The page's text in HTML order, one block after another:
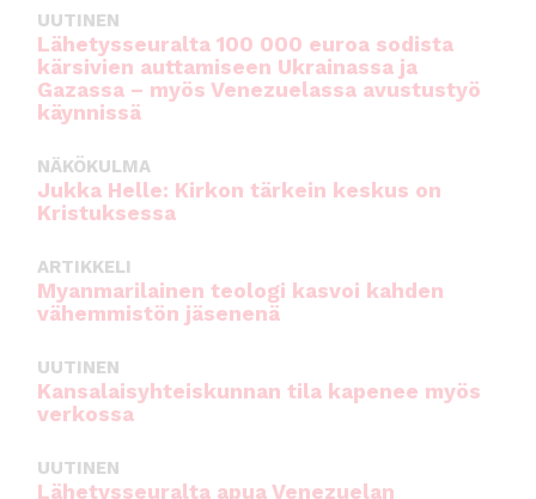
UUTINEN
Lähetysseuralta 100 000 euroa sodista
kärsivien auttamiseen Ukrainassa ja
Gazassa – myös Venezuelassa avustustyö
käynnissä
NÄKÖKULMA
Jukka Helle: Kirkon tärkein keskus on
Kristuksessa
ARTIKKELI
Myanmarilainen teologi kasvoi kahden
vähemmistön jäsenenä
UUTINEN
Kansalaisyhteiskunnan tila kapenee myös
verkossa
UUTINEN
Lähetysseuralta apua Venezuelan